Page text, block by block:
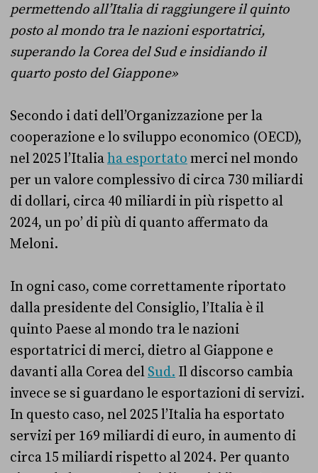
permettendo all’Italia di raggiungere il quinto
posto al mondo tra le nazioni esportatrici,
superando la Corea del Sud e insidiando il
quarto posto del Giappone»
Secondo i dati dell’Organizzazione per la
cooperazione e lo sviluppo economico (OECD),
nel 2025 l’Italiaha esportato merci nel mondo
per un valore complessivo di circa 730 miliardi
di dollari, circa 40 miliardi in più rispetto al
2024, un po’ di più di quanto affermato da
Meloni.
In ogni caso, come correttamente riportato
dalla presidente del Consiglio, l’Italia è il
quinto Paese al mondo tra le nazioni
esportatrici di merci, dietro al Giappone e
davanti alla Corea del Sud. Il discorso cambia
invece se si guardano le esportazioni di servizi.
In questo caso, nel 2025 l’Italia ha esportato
servizi per 169 miliardi di euro, in aumento di
circa 15 miliardi rispetto al 2024. Per quanto